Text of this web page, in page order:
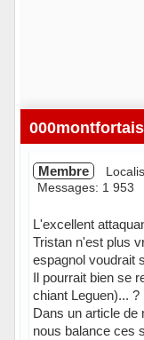
Membre
Messages: 1 953
L'excellent
Tristan n'est plus
espagnol voudrait
Il pourrait bien se
chiant Leguen)...
Dans un article de
nous balance ces